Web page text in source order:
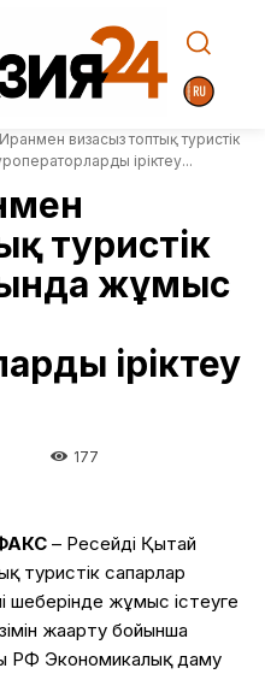
визасыз топтық туристік
іріктеу...
туристік
жұмыс
іріктеу
177
– Ресейдің Қытай
туристік сапарлар
шеңберінде жұмыс істеуге
жаңарту бойынша
РФ Экономикалық даму